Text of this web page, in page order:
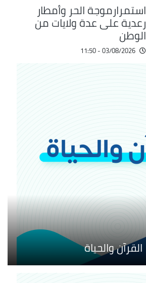
استمرارموجة الحر وأمطار
رعدية على عدة ولايات من
الوطن
03/08/2026 - 11:50
القرآن والحياة